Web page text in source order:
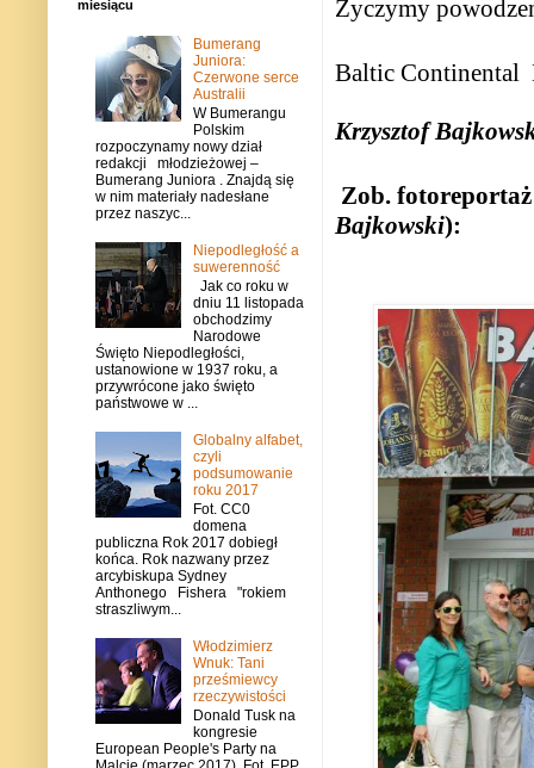
Życzymy
Baltic Continental
Krzysztof
Zob.
Bajkowski):
miesiącu
Bumerang
Juniora:
Czerwone serce
Australii
W Bumerangu
Polskim
rozpoczynamy nowy dział
redakcji młodzieżowej –
Bumerang Juniora . Znajdą się
w nim materiały nadesłane
przez naszyc...
Niepodległość a
suwerenność
Jak co roku w
dniu 11 listopada
obchodzimy
Narodowe
Święto Niepodległości,
ustanowione w 1937 roku, a
przywrócone jako święto
państwowe w ...
Globalny alfabet,
czyli
podsumowanie
roku 2017
Fot. CC0
domena
publiczna Rok 2017 dobiegł
końca. Rok nazwany przez
arcybiskupa Sydney
Anthonego Fishera "rokiem
straszliwym...
Włodzimierz
Wnuk: Tani
prześmiewcy
rzeczywistości
Donald Tusk na
kongresie
European People's Party na